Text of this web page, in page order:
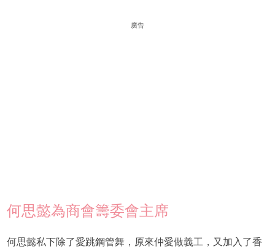
廣告
何思懿為商會籌委會主席
何思懿私下除了愛跳鋼管舞，原來仲愛做義工，又加入了香